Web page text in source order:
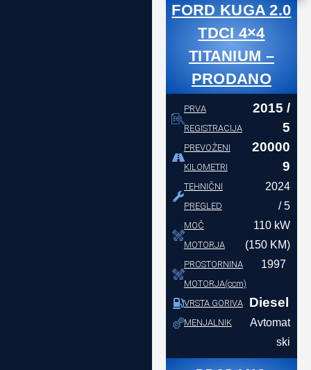
FORD KUGA 2.0
TDCI 4×4
TITANIUM –
PRODANO
PRVA
REGISTRACIJA
2015 /
5
PREVOŽENI
KILOMETRI
20000
9
TEHNIČNI
PREGLED
2024
/ 5
MOČ
MOTORJA
110 kW
(150 KM)
PROSTORNINA
MOTORJA(ccm)
1997
VRSTA GORIVA Diesel
MENJALNIK
Avtomat
ski